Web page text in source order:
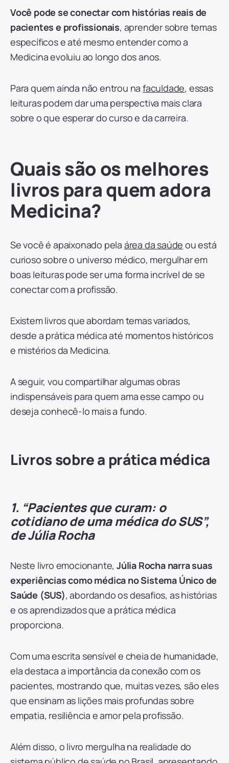
Você pode se conectar com histórias reais de
pacientes e profissionais, aprender sobre temas
específicos e até mesmo entender como a
Medicina evoluiu ao longo dos anos.
Para quem ainda não entrou nafaculdade, essas
leituras podem dar uma perspectiva mais clara
sobre o que esperar do curso e da carreira.
Quais são os melhores
livros para quem adora
Medicina?
Se você é apaixonado pela área da saúde ou está
curioso sobre o universo médico, mergulhar em
boas leituras pode ser uma forma incrível de se
conectar com a profissão.
Existem livros que abordam temas variados,
desde a prática médica até momentos históricos
e mistérios da Medicina.
A seguir, vou compartilhar algumas obras
indispensáveis para quem ama esse campo ou
deseja conhecê-lo mais a fundo.
Livros sobre a prática médica
1. “Pacientes que curam: o
cotidiano de uma médica do SUS”,
de Júlia Rocha
Neste livro emocionante, Júlia Rocha narra suas
experiências como médica no Sistema Único de
Saúde (SUS), abordando os desafios, as histórias
e os aprendizados que a prática médica
proporciona.
Com uma escrita sensível e cheia de humanidade,
ela destaca a importância da conexão com os
pacientes, mostrando que, muitas vezes, são eles
que ensinam as lições mais profundas sobre
empatia, resiliência e amor pela profissão.
Além disso, o livro mergulha na realidade do